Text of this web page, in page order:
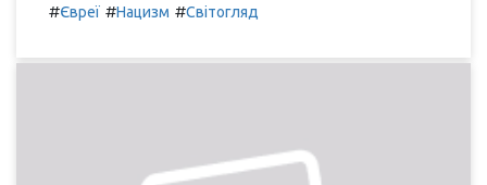
#Євреї #Нацизм #Світогляд